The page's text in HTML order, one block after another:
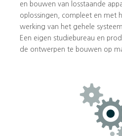
en bouwen van losstaande
oplossingen, compleet en met
werking van het gehele systeem.
Een eigen studiebureau en
de ontwerpen te bouwen op